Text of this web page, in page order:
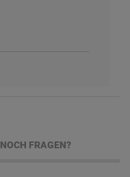
NOCH FRAGEN?